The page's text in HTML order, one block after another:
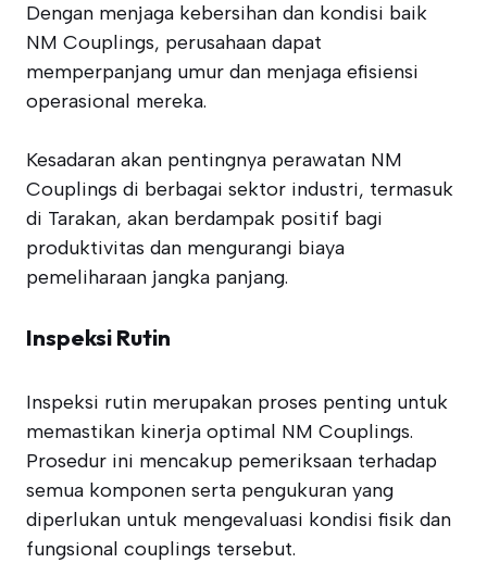
Dengan menjaga kebersihan dan kondisi baik
NM Couplings, perusahaan dapat
memperpanjang umur dan menjaga efisiensi
operasional mereka.
Kesadaran akan pentingnya perawatan NM
Couplings di berbagai sektor industri, termasuk
di Tarakan, akan berdampak positif bagi
produktivitas dan mengurangi biaya
pemeliharaan jangka panjang.
Inspeksi Rutin
Inspeksi rutin merupakan proses penting untuk
memastikan kinerja optimal NM Couplings.
Prosedur ini mencakup pemeriksaan terhadap
semua komponen serta pengukuran yang
diperlukan untuk mengevaluasi kondisi fisik dan
fungsional couplings tersebut.